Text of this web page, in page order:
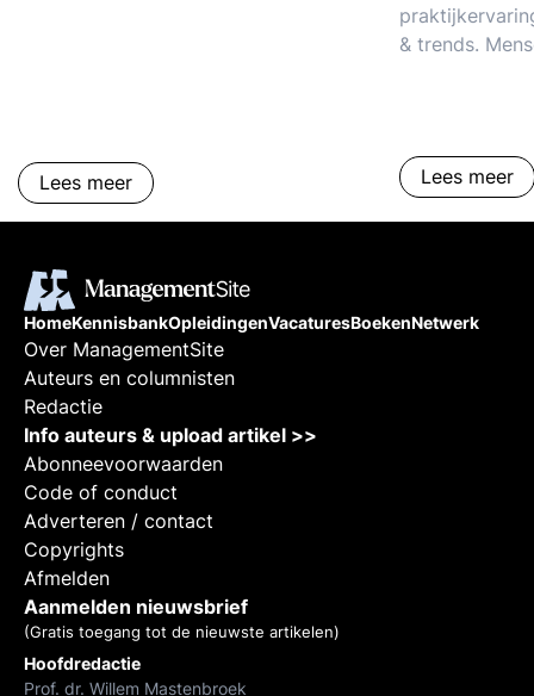
Lees meer
& trends.
Lees meer
HomeKennisbankOpleidingenVacaturesBoekenNetwerk
Over ManagementSite
Auteurs en columnisten
Redactie
Info auteurs & upload artikel >>
Abonneevoorwaarden
Code of conduct
Adverteren / contact
Copyrights
Afmelden
Aanmelden nieuwsbrief
(Gratis toegang tot de nieuwste artikelen)
Hoofdredactie
Prof. dr. Willem Mastenbroek